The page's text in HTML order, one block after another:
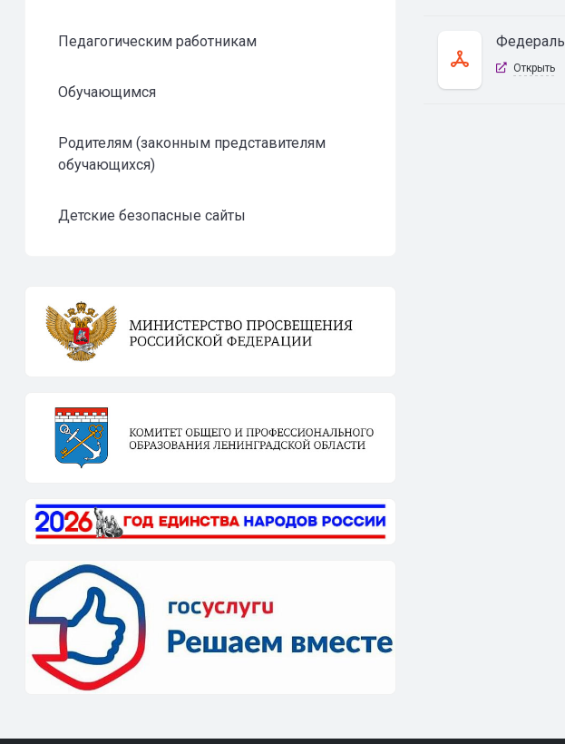
Педагогическим работникам
Обучающимся
Родителям (законным представителям
обучающихся)
Детские безопасные сайты
Открыть